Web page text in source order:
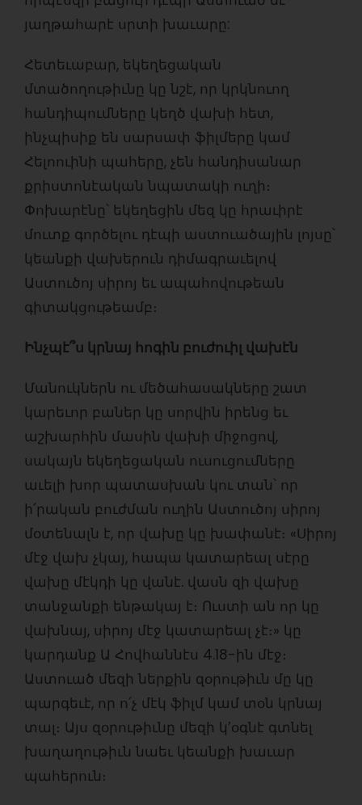
յաղթահարէ սրտի խաւարը:
Հետեւաբար, եկեղեցական
մտածողութիւնը կը նշէ, որ կրկնուող
հանդիպումները կեղծ վախի հետ,
ինչպիսիք են սարսափ ֆիլմերը կամ
Հելոուինի պահերը, չեն հանդիսանար
քրիստոնէական նպատակի ուղի։
Փոխարէնը՝ եկեղեցին մեզ կը հրաւիրէ
մուտք գործելու դէպի աստուածային լոյսը՝
կեանքի վախերուն դիմագրաւելով
Աստուծոյ սիրոյ եւ ապահովութեան
գիտակցութեամբ։
Ինչպէ՞ս կրնայ հոգին բուժուիլ վախէն
Մանուկներն ու մեծահասակները շատ
կարեւոր բաներ կը սորվին իրենց եւ
աշխարհին մասին վախի միջոցով,
սակայն եկեղեցական ուսուցումները
աւելի խոր պատասխան կու տան՝ որ
ի՛րական բուժման ուղին Աստուծոյ սիրոյ
մօտենալն է, որ վախը կը խափանէ։ «Սիրոյ
մէջ վախ չկայ, հապա կատարեալ սէրը
վախը մէկդի կը վանէ. վասն զի վախը
տանջանքի ենթակայ է։ Ուստի ան որ կը
վախնայ, սիրոյ մէջ կատարեալ չէ։» կը
կարդանք Ա Հովհաննէս 4.18-ին մէջ։
Աստուած մեզի ներքին զօրութիւն մը կը
պարգեւէ, որ ո՛չ մէկ ֆիլմ կամ տօն կրնայ
տալ։ Այս զօրութիւնը մեզի կ’օգնէ գտնել
խաղաղութիւն նաեւ կեանքի խաւար
պահերուն։